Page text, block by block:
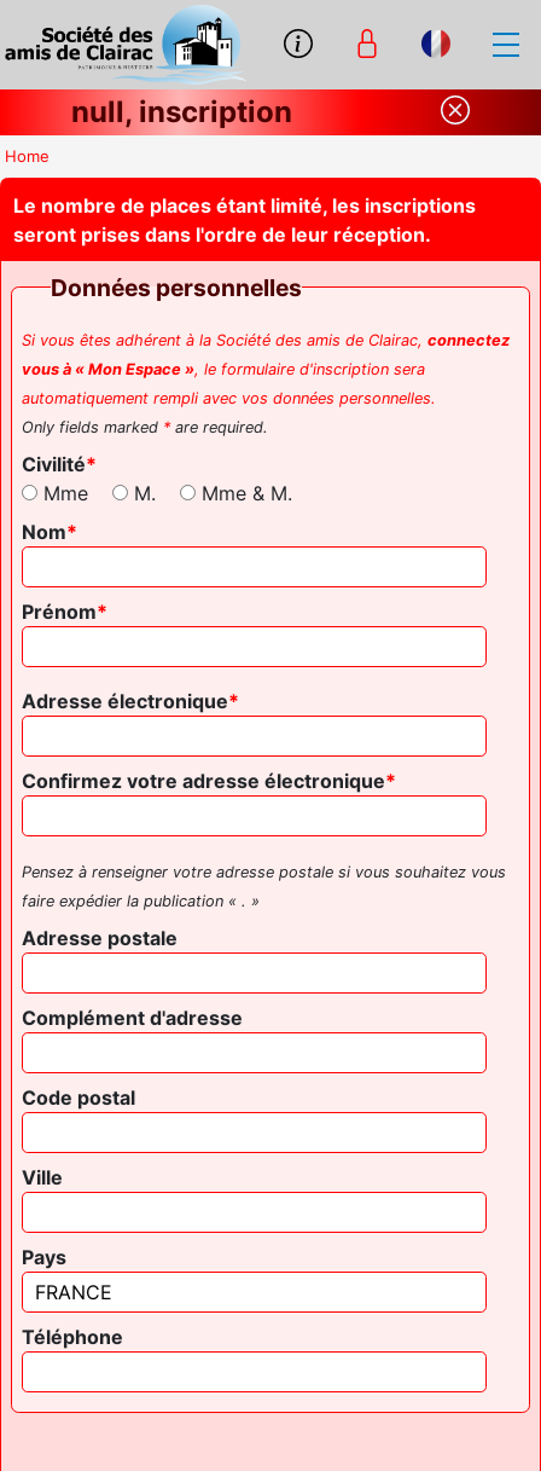
null, inscription
Home
Le nombre de places étant limité, les inscriptions
seront prises dans l'ordre de leur réception.
Données personnelles
Si vous êtes adhérent à la Société des amis de Clairac, connectez
vous à « Mon Espace », le formulaire d'inscription sera
automatiquement rempli avec vos données personnelles.
Only fields marked *are required.
Civilité
Mme
M.
Mme & M.
Nom
Prénom
Adresse électronique
Confirmez votre adresse électronique
Pensez à renseigner votre adresse postale si vous souhaitez vous
faire expédier la publication « . »
Adresse postale
Complément d'adresse
Code postal
Ville
Pays
Téléphone